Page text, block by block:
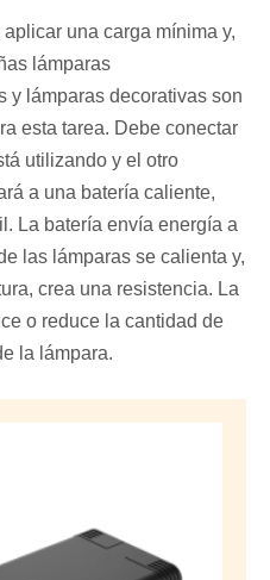
una carga mínima y,
lámparas
y lámparas decorativas son
esta tarea. Debe conectar
utilizando y el otro
a una batería caliente,
La batería envía energía a
las lámparas se calienta y,
crea una resistencia. La
o reduce la cantidad de
la lámpara.